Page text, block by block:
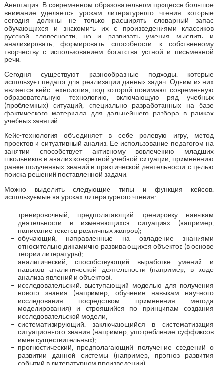
Аннотация. В современном образовательном процессе большое
внимание уделяется урокам литературного чтения, которые
сегодня должны не только расширять словарный запас
обучающихся и знакомить их с произведениями классиков
русской словесности, но и развивать умения мыслить и
анализировать, формировать способности к собственному
творчеству с использованием богатства устной и письменной
речи.
Сегодня существуют разнообразные подходы, которые
использует педагог для реализации данных задач. Одним из них
является кейс-технология, под которой понимают современную
образовательную технологию, включающую ряд учебных
(проблемных) ситуаций, специально разработанных на базе
фактического материала для дальнейшего разбора в рамках
учебных занятий.
Кейс-технология объединяет в себе ролевую игру, метод
проектов и ситуативный анализ. Ее использование педагогом на
занятии способствует активному вовлечению младших
школьников в анализ конкретной учебной ситуации, применению
ранее полученных знаний в практической деятельности с целью
поиска решений поставленной задачи.
Можно выделить следующие типы и функция кейсов,
используемые на уроках литературного чтения:
тренировочный, предполагающий тренировку навыкам
деятельности в изменяющихся ситуациях (например,
написание текстов различных жанров);
обучающий, направленные на овладение знаниями
относительно динамично развивающихся объектов (в основе
теории литературы);
аналитический, способствующий выработке умений и
навыков аналитической деятельности (например, в ходе
анализа явлений и объектов);
исследовательский, выступающий моделью для получения
нового знания (например, обучение навыкам научного
исследования посредством применения метода
моделирования) и строящийся по принципам создания
исследовательской модели;
систематизирующий, заключающийся в систематизация
ситуационного знания (например, употребление суффиксов
имен существительных);
прогностический, предполагающий получение сведений о
развитии данной системы (например, прогноз развития
событий в литературном произведении).